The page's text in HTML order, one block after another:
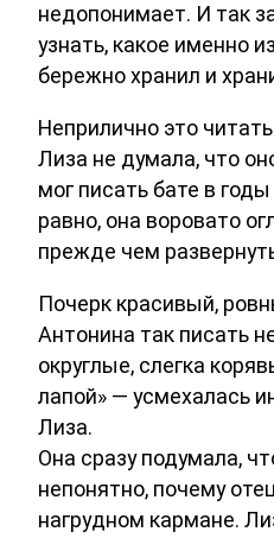
недопонимает. И так
узнать, какое именно
бережно хранил и
Неприлично это
Лиза не думала, что
мог писать бате в
равно, она воровато
прежде чем
Почерк красивый,
Антонина так писать
округлые, слегка
лапой» — усмехалась
Лиза.
Она сразу подумала,
непонятно, почему
нагрудном кармане.